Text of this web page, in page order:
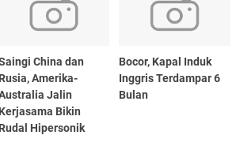
China dan
Rusia, Amerika-
Jalin
Kerjasama Bikin
Rudal Hipersonik
Bocor, Kapal Induk
Inggris Terdampar 6
Bulan